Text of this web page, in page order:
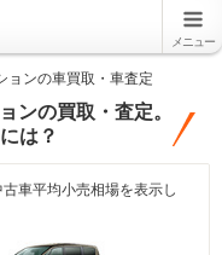
メニュー
ョンの車買取・車査定
ンの買取・査定。
は？
車平均小売相場を表示し